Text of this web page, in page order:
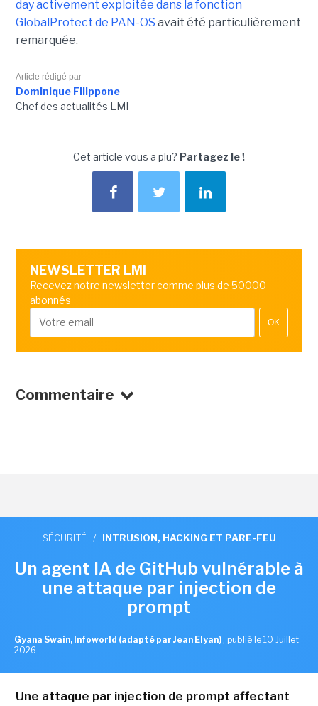
day activement exploitée dans la fonction
GlobalProtect de PAN-OS avait été particulièrement
remarquée.
Article rédigé par
Dominique Filippone
Chef des actualités LMI
Cet article vous a plu? Partagez le !
NEWSLETTER LMI
Recevez notre newsletter comme plus de 50000
abonnés
OK
Commentaire
SÉCURITÉ / INTRUSION, HACKING ET PARE-FEU
Un agent IA de GitHub vulnérable à
une attaque par injection de
prompt
Gyana Swain, Infoworld (adapté par Jean Elyan) , publié le 10 Juillet
2026
Une attaque par injection de prompt affectant